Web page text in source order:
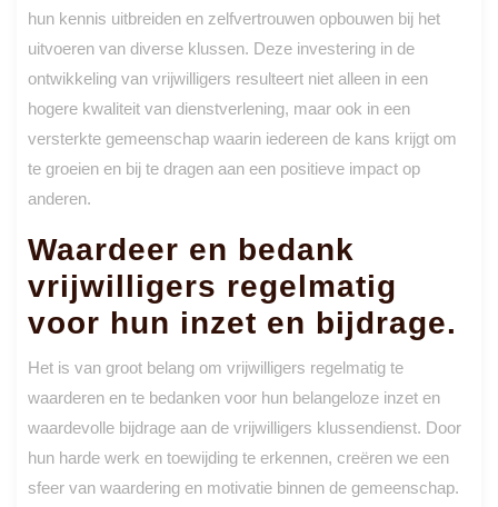
hun kennis uitbreiden en zelfvertrouwen opbouwen bij het
uitvoeren van diverse klussen. Deze investering in de
ontwikkeling van vrijwilligers resulteert niet alleen in een
hogere kwaliteit van dienstverlening, maar ook in een
versterkte gemeenschap waarin iedereen de kans krijgt om
te groeien en bij te dragen aan een positieve impact op
anderen.
Waardeer en bedank
vrijwilligers regelmatig
voor hun inzet en bijdrage.
Het is van groot belang om vrijwilligers regelmatig te
waarderen en te bedanken voor hun belangeloze inzet en
waardevolle bijdrage aan de vrijwilligers klussendienst. Door
hun harde werk en toewijding te erkennen, creëren we een
sfeer van waardering en motivatie binnen de gemeenschap.